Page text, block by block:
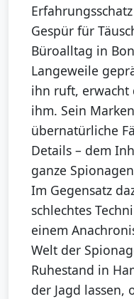
Gespür für
Büroalltag in
Langeweile
ihn ruft, erwacht
ihm. Sein
übernatürliche
Details – dem
ganze
Im Gegensatz
schlechtes
einem
Welt der
Ruhestand in
der Jagd lassen,